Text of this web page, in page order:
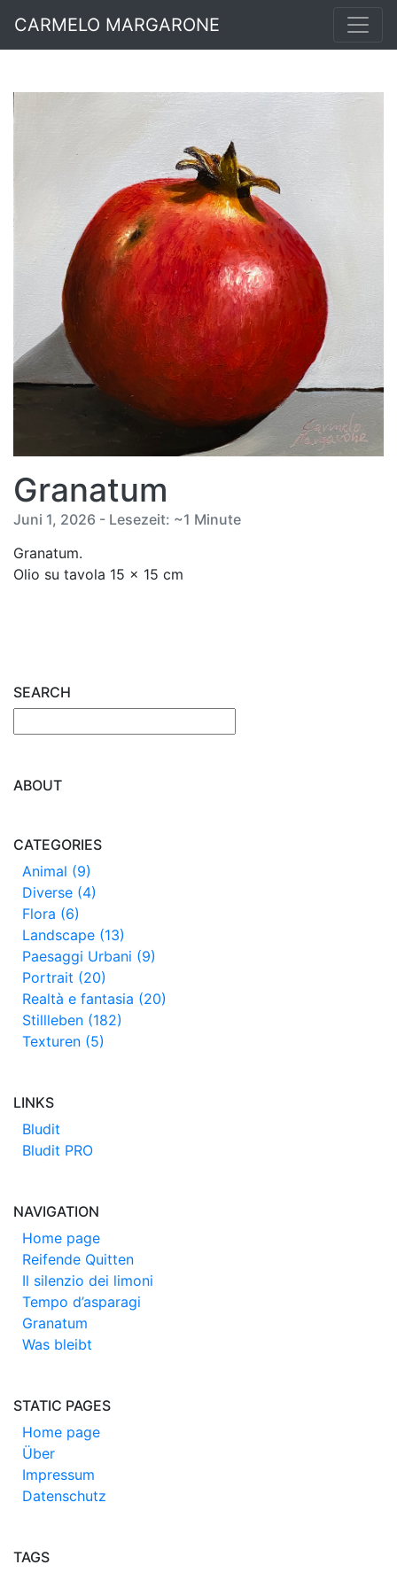
CARMELO MARGARONE
Granatum
Juni 1, 2026 - Lesezeit: ~1 Minute
Granatum.
Olio su tavola 15 x 15 cm
SEARCH
ABOUT
CATEGORIES
Animal (9)
Diverse (4)
Flora (6)
Landscape (13)
Paesaggi Urbani (9)
Portrait (20)
Realtà e fantasia (20)
Stillleben (182)
Texturen (5)
LINKS
Bludit
Bludit PRO
NAVIGATION
Home page
Reifende Quitten
Il silenzio dei limoni
Tempo d’asparagi
Granatum
Was bleibt
STATIC PAGES
Home page
Über
Impressum
Datenschutz
TAGS